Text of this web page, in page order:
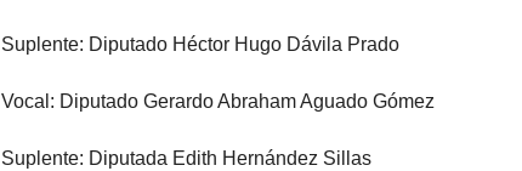
Suplente: Diputado Héctor Hugo Dávila Prado
Vocal: Diputado Gerardo Abraham Aguado Gómez
Suplente: Diputada Edith Hernández Sillas